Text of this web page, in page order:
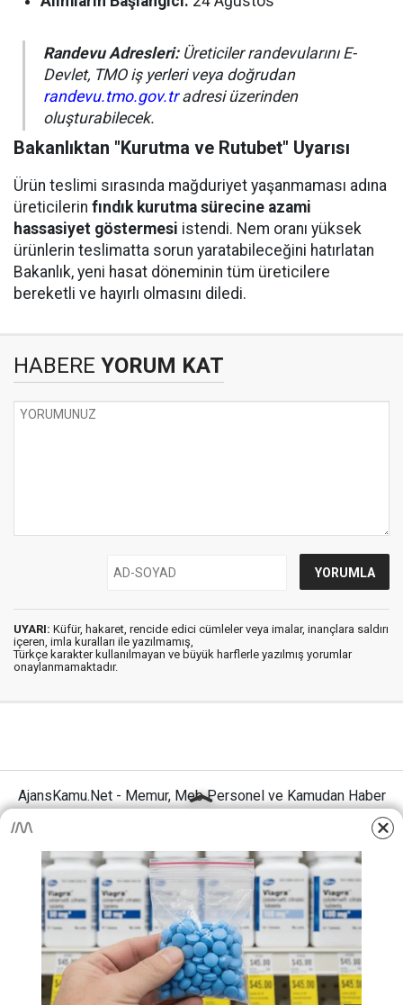
Randevu Adresleri:Üreticiler randevularını E-
Devlet, TMO iş yerleri veya doğrudan
randevu.tmo.gov.tradresi üzerinden
oluşturabilecek.
Bakanlıktan "Kurutma ve Rutubet" Uyarısı
Ürün teslimi sırasında mağduriyet yaşanmaması adına
üreticilerin fındık kurutma sürecine azami
hassasiyet göstermesi istendi. Nem oranı yüksek
ürünlerin teslimatta sorun yaratabileceğini hatırlatan
Bakanlık, yeni hasat döneminin tüm üreticilere
bereketli ve hayırlı olmasını diledi.
HABERE YORUM KAT
UYARI: Küfür, hakaret, rencide edici cümleler veya imalar, inançlara saldırı
içeren, imla kuralları ile yazılmamış,
Türkçe karakter kullanılmayan ve büyük harflerle yazılmış yorumlar
onaylanmamaktadır.
AjansKamu.Net - Memur, Meb Personel ve Kamudan Haber
Anasayfa Künye İletişim
Gizlilik İlkeleri
Sitene Ekle
MEB Personel – Öğretmen Haberleri